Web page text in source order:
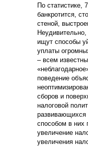
По статистике,
банкротится,
стеной,
ищут способы
уплаты
– всем
поведение
сборов и
налоговой
способом в них
увеличение
увеличения